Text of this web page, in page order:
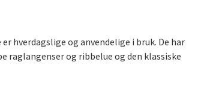
hverdagslige og anvendelige i bruk. De har
raglangenser og ribbelue og den klassiske